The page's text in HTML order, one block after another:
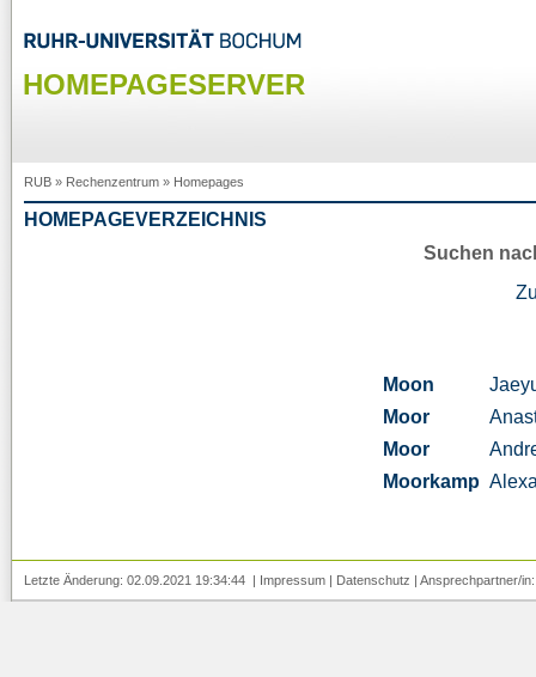
HOMEPAGESERVER
RUB » Rechenzentrum » Homepages
HOMEPAGEVERZEICHNIS
Suchen
Moon
Moor
Moor
Moorkamp
Letzte Änderung: 02.09.2021 19:34:44 | Impressum | Datenschutz | Ansprechpartner/